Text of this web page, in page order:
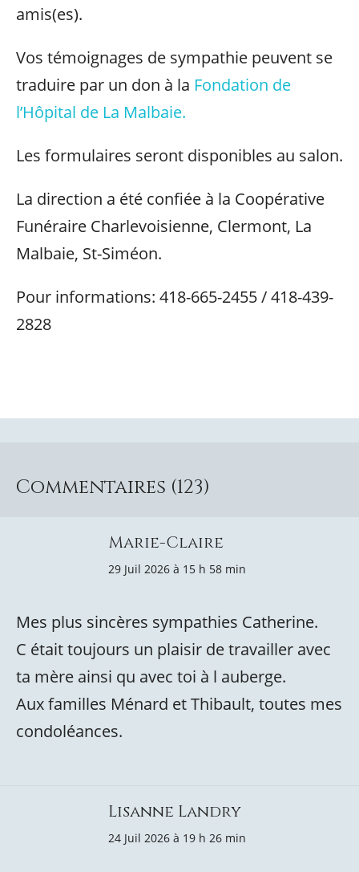
amis(es).
Vos témoignages de sympathie peuvent se
traduire par un don à la Fondation de
l’Hôpital de La Malbaie.
Les formulaires seront disponibles au salon.
La direction a été confiée à la Coopérative
Funéraire Charlevoisienne, Clermont, La
Malbaie, St-Siméon.
Pour informations: 418-665-2455 / 418-439-
2828
Commentaires (123)
Marie-Claire
29 Juil 2026 à 15 h 58 min
Mes plus sincères sympathies Catherine.
C était toujours un plaisir de travailler avec
ta mère ainsi qu avec toi à l auberge.
Aux familles Ménard et Thibault, toutes mes
condoléances.
Lisanne Landry
24 Juil 2026 à 19 h 26 min